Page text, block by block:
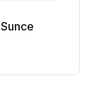
Sunce